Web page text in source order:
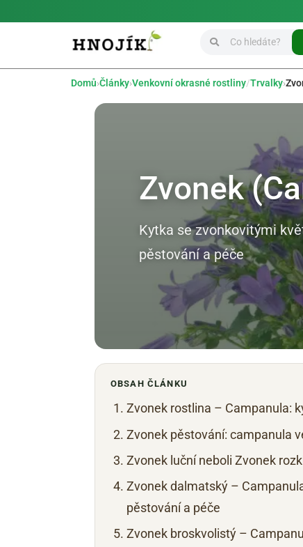
Domů›Články›Venkovní okrasné rostliny/Trvalky›
Zvonek
Kytka se zvonkovitými
pěstování a péče
OBSAH ČLÁNKU
Zvonek rostlina – Campanula:
Zvonek pěstování: campanula
Zvonek luční neboli Zvonek
Zvonek dalmatský –
pěstování a péče
Zvonek broskvolistý –